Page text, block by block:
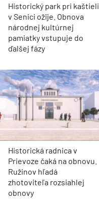
Historický park pri kaštieli
v Senici ožije. Obnova
národnej kultúrnej
pamiatky vstupuje do
ďalšej fázy
Historická radnica v
Prievoze čaká na obnovu.
Ružinov hľadá
zhotoviteľa rozsiahlej
obnovy